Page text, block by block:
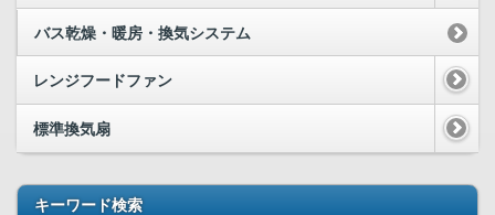
バス乾燥・暖房・換気システム
レンジフードファン
標準換気扇
キーワード検索